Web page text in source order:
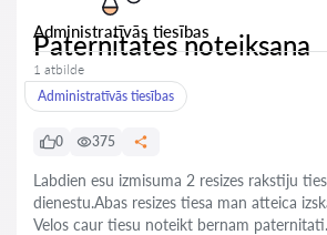
Administratīvās tiesības
Paternitates noteiksana
1 atbilde
Administratīvās tiesības
0 375
Labdien esu izmisuma 2 resizes rakstiju
dienestu.Abas resizes tiesa man atteica
Velos caur tiesu noteikt bernam paternitati.